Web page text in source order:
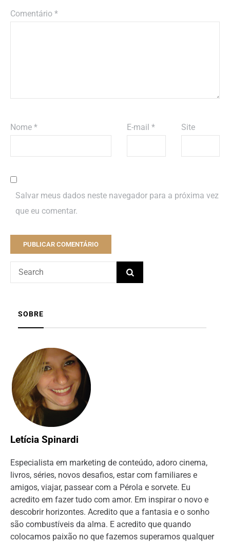
Comentário *
Nome * E-mail * Site
Salvar meus dados neste navegador para a próxima vez
que eu comentar.
SOBRE
Letícia Spinardi
Especialista em marketing de conteúdo, adoro cinema,
livros, séries, novos desafios, estar com familiares e
amigos, viajar, passear com a Pérola e sorvete. Eu
acredito em fazer tudo com amor. Em inspirar o novo e
descobrir horizontes. Acredito que a fantasia e o sonho
são combustíveis da alma. E acredito que quando
colocamos paixão no que fazemos superamos qualquer